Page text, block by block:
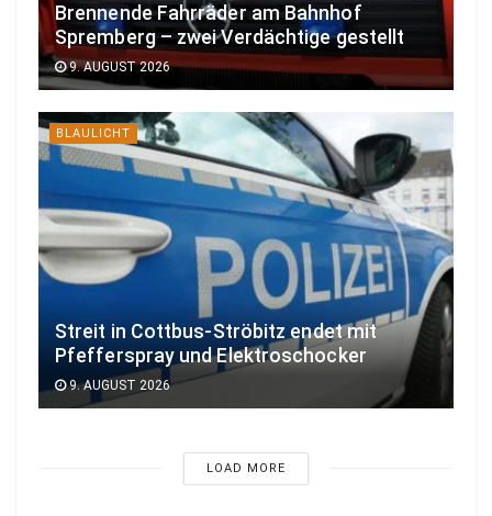
Brennende Fahrräder am Bahnhof
Spremberg – zwei Verdächtige gestellt
9. AUGUST 2026
BLAULICHT
Streit in Cottbus-Ströbitz endet mit
Pfefferspray und Elektroschocker
9. AUGUST 2026
LOAD MORE